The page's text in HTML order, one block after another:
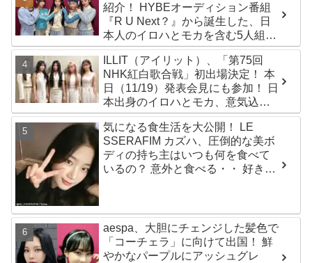
紹介！ HYBEオーディション番組
『R U Next？』から誕生した、日
本人のイロハとモカを含む5人組ガ
ールズグループ！ デビュー曲
「Magnetic」がいきなりの大ヒッ
ト
ILLIT（アイリット）、「第75回
NHK紅白歌合戦」初出場決定！ 本
日（11/19）発表会見にも参加！ 日
本出身のイロハとモカ、意気込み
を語る「ずっと夢見てたステー
ジ…嬉しくて光栄」
気になる食生活を大公開！ LE
SSERAFIM カズハ、圧倒的な美ボ
ディの持ち主はいつも何を食べて
いるの？ 意外と食べる・・ 好きな
aespa、大胆にチェンジした髪色で
「コーチェラ」に向けて出国！ 鮮
やかなパープルにアッシュグレ